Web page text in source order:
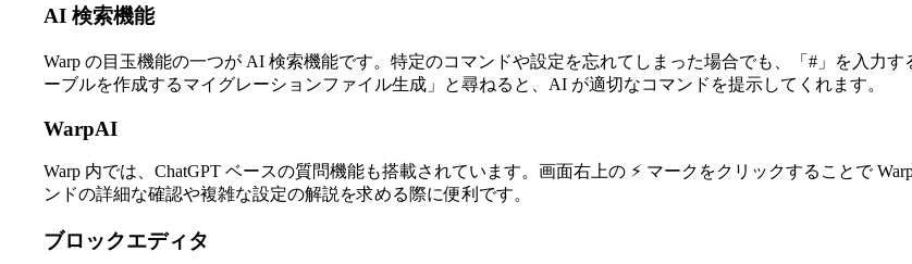
AI 検索機能
Warp の目玉機能の一つが AI 検索機能です。特定のコマンドや設定を忘れてしまった場合でも、「#」を入力
ーブルを作成するマイグレーションファイル生成」と尋ねると、AI が適切なコマンドを提示してくれます。
WarpAI
Warp 内では、ChatGPT ベースの質問機能も搭載されています。画面右上の ⚡︎ マークをクリックすることで
ンドの詳細な確認や複雑な設定の解説を求める際に便利です。
ブロックエディタ